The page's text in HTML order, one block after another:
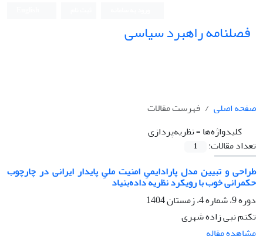
فصلنامه راهبرد سیاسی
صفحه اصلی
فهرست مقالات
کلیدواژه‌ها =نظریه‌پردازی
تعداد مقالات:
1
طراحی و تبیین مدل پارادایمیِ امنیت ملیِ پایدار ایرانی در چارچوب
حکمرانی خوب با رویکرد نظریه داده‌بنیاد
دوره 9، شماره 4، زمستان 1404
تکتم نبی زاده شهری
مشاهده مقاله